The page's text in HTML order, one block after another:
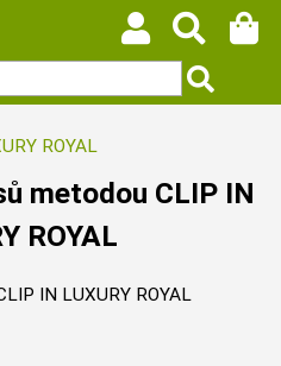
ROYAL
metodou CLIP IN
ROYAL
IN LUXURY ROYAL